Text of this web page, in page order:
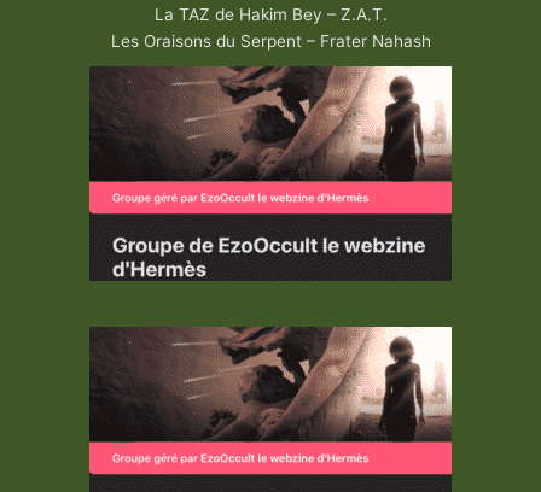
La TAZ de Hakim Bey – Z.A.T.
Les Oraisons du Serpent – Frater Nahash